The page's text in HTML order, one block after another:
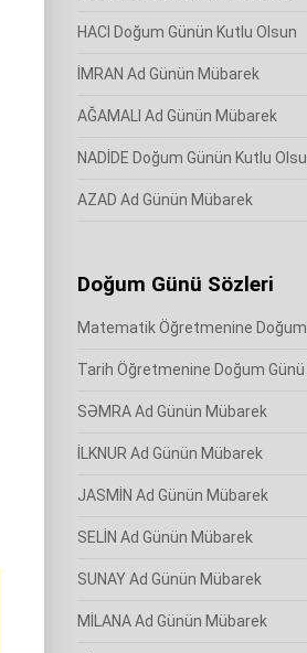
HACI Doğum Günün Kutlu Olsun
İMRAN Ad Günün Mübarek
AĞAMALI Ad Günün Mübarek
NADİDE Doğum Günün Kutlu
AZAD Ad Günün Mübarek
Doğum Günü Sözleri
Matematik Öğretmenine Doğum
Tarih Öğretmenine Doğum Günü
SƏMRA Ad Günün Mübarek
İLKNUR Ad Günün Mübarek
JASMİN Ad Günün Mübarek
SELİN Ad Günün Mübarek
SUNAY Ad Günün Mübarek
MİLANA Ad Günün Mübarek